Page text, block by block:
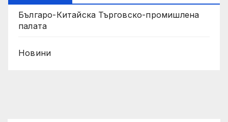
Българо-Китайска Търговско-промишлена
палaта
Новини